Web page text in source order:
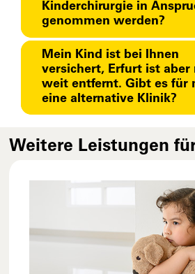
Kinderchirurgie in
genommen werden?
Mein Kind ist bei Ihnen
versichert, Erfurt ist aber
weit entfernt. Gibt es für
eine alternative Klinik?
Weitere Leistungen